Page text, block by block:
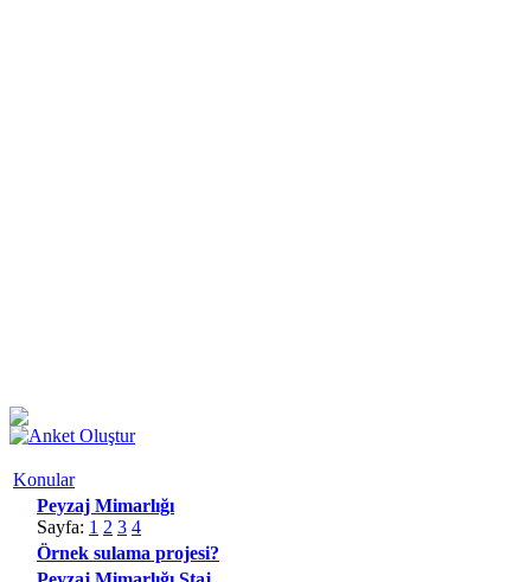
Konular
Peyzaj Mimarlığı
Sayfa: 1 2 3 4
Örnek sulama projesi?